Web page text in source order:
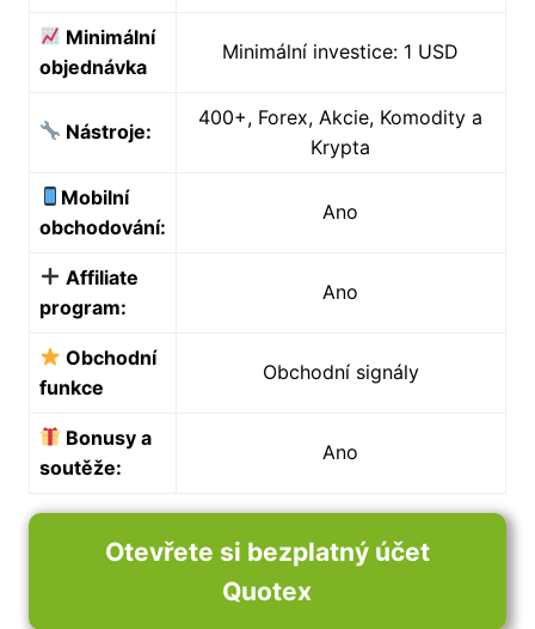
Minimální
objednávka
Minimální investice: 1 USD
Nástroje:
400+, Forex, Akcie, Komodity a
Krypta
Mobilní
obchodování:
Ano
Affiliate
program:
Ano
Obchodní
funkce
Obchodní signály
Bonusy a
soutěže:
Ano
Otevřete si bezplatný účet
Quotex